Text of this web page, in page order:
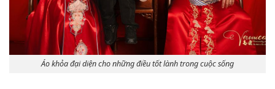
Áo khỏa đại diện cho những điều tốt lành trong cuộc sống